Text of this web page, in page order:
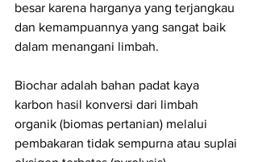
besar karena harganya yang terjangkau
dan kemampuannya yang sangat baik
dalam menangani limbah.
Biochar adalah bahan padat kaya
karbon hasil konversi dari limbah
organik (biomas pertanian) melalui
pembakaran tidak sempurna atau suplai